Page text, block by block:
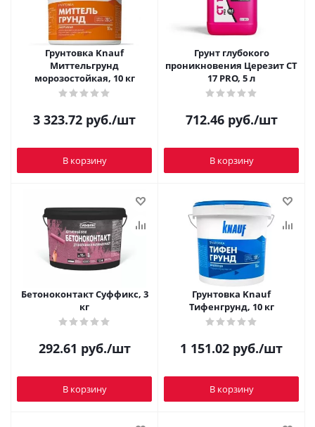
Грунтовка Knauf
Миттельгрунд
морозостойкая, 10 кг
3 323.72 руб./шт
В корзину
Грунт глубокого
проникновения Церезит CT
17 PRO, 5 л
712.46руб./шт
В корзину
Бетоноконтакт Суффикс, 3
кг
292.61 руб./шт
В корзину
Грунтовка Knauf
Тифенгрунд, 10 кг
1 151.02 руб./шт
В корзину